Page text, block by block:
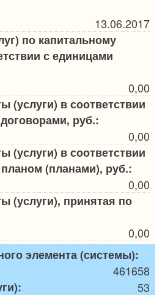
13.06.2017
по капитальному
с единицами
0,00
(услуги) в соответствии
руб.:
0,00
(услуги) в соответствии
(планами), руб.:
0,00
(услуги), принятая по
0,00
элемента (системы):
461658
53